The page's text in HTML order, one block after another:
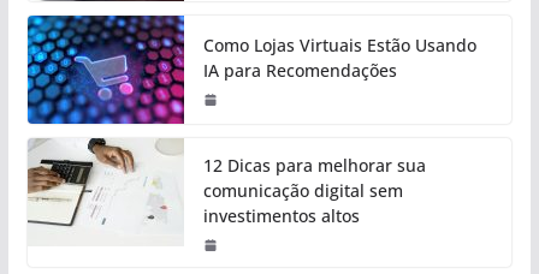
Como Lojas Virtuais Estão Usando
IA para Recomendações
12 Dicas para melhorar sua
comunicação digital sem
investimentos altos